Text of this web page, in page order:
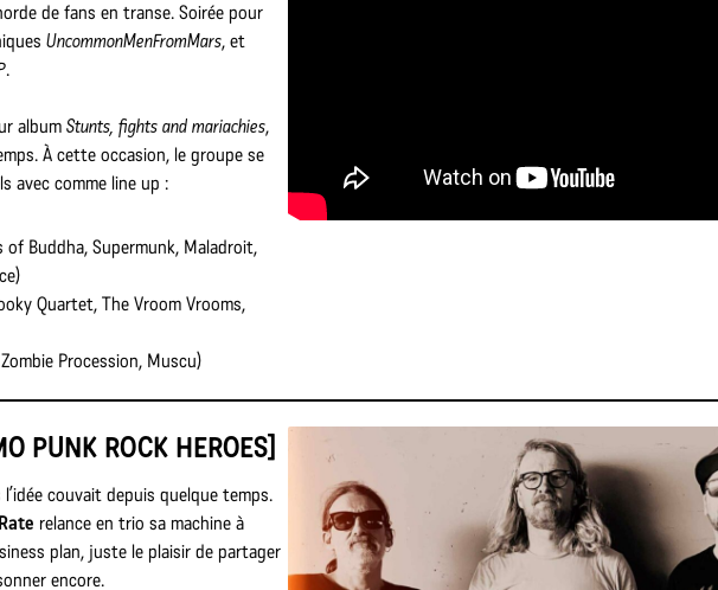
de fans en transe. Soirée pour
UncommonMenFromMars, et
.
album Stunts, fights and mariachies,
À cette occasion, le groupe se
avec comme line up :
of Buddha, Supermunk, Maladroit,
Quartet, The Vroom Vrooms,
Procession, Muscu)
PUNK ROCK HEROES]
couvait depuis quelque temps.
relance en trio sa machine à
plan, juste le plaisir de partager
encore.